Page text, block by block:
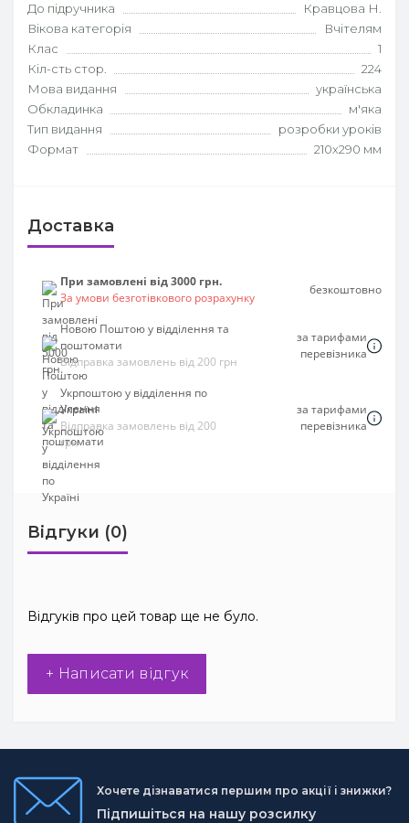
До підручника
Кравцова Н.
Вікова категорія
Вчітелям
Клас
1
Кіл-сть стор.
224
Мова видання
українська
Обкладинка
м'яка
Тип видання
розробки уроків
Формат
210х290 мм
Доставка
При замовлені від 3000 грн.
За умови безготівкового розрахунку
безкоштовно
Новою Поштою у відділення та
поштомати
Відправка замовлень від 200 грн
за тарифами
перевізника
Укрпоштою у відділення по
Україні
Відправка замовлень від 200
грн
за тарифами
перевізника
Відгуки (0)
Відгуків про цей товар ще не було.
+ Написати відгук
Хочете дізнаватися першим про акції і знижки?
Підпишіться на нашу розсилку